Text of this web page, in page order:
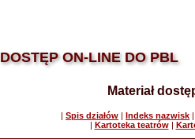
DOSTĘP ON-LINE DO PBL
Materiał
| Spis działów | Indeks nazwisk |
| Kartoteka teatrów|